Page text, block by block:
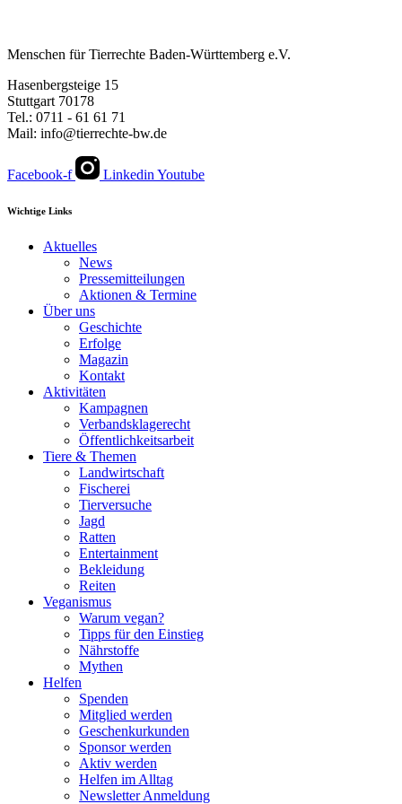
Menschen für Tierrechte Baden-Württemberg e.V.
Hasenbergsteige 15
Stuttgart 70178
Tel.: 0711 - 61 61 71
Mail: info@tierrechte-bw.de
Facebook-f Linkedin Youtube
Wichtige Links
Aktuelles
News
Pressemitteilungen
Aktionen & Termine
Über uns
Geschichte
Erfolge
Magazin
Kontakt
Aktivitäten
Kampagnen
Verbandsklagerecht
Öffentlichkeitsarbeit
Tiere & Themen
Landwirtschaft
Fischerei
Tierversuche
Jagd
Ratten
Entertainment
Bekleidung
Reiten
Veganismus
Warum vegan?
Tipps für den Einstieg
Nährstoffe
Mythen
Helfen
Spenden
Mitglied werden
Geschenkurkunden
Sponsor werden
Aktiv werden
Helfen im Alltag
Newsletter Anmeldung